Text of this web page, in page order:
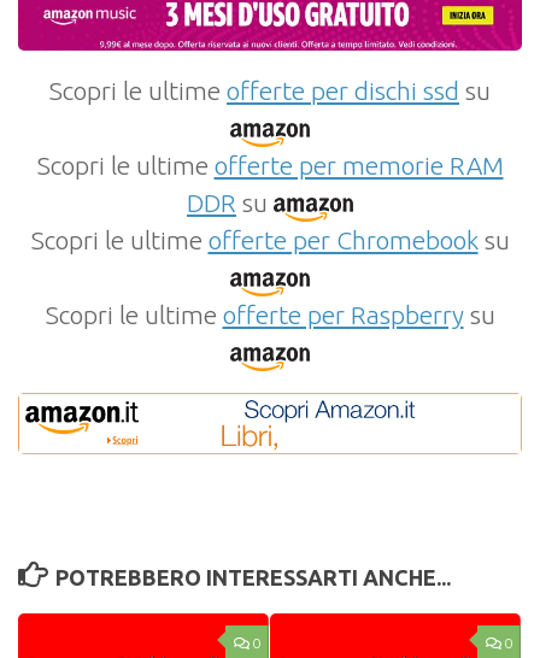
Scopri le ultime offerte per dischi ssd su
Scopri le ultime offerte per memorie RAM
DDR su
Scopri le ultime offerte per Chromebooksu
Scopri le ultime offerte per Raspberrysu
POTREBBERO INTERESSARTI ANCHE...
0 0